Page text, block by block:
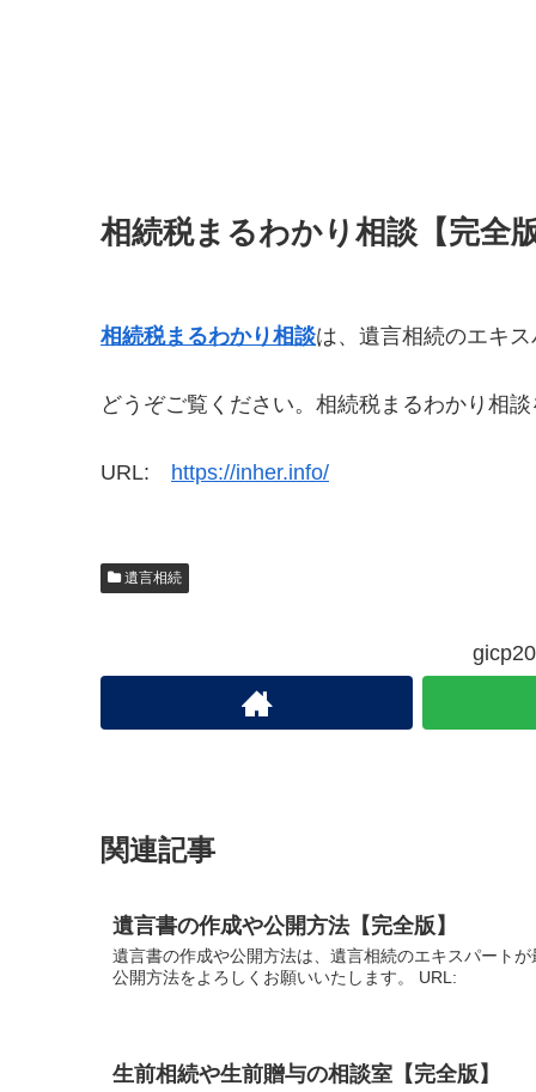
相続税まるわかり相談【完全版
相続税まるわかり相談は、遺言相続のエキ
どうぞご覧ください。相続税まるわかり相
URL: https://inher.info/
遺言相続
関連記事
遺言書の作成や公開方法【完全版】
遺言書の作成や公開方法は、遺言相続のエキスパート
公開方法をよろしくお願いいたします。 URL:
生前相続や生前贈与の相談室【完全版】